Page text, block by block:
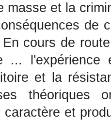
masse et la
de
En cours de
...
et la
théoriques
caractère et